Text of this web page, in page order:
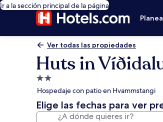
Ir a la sección principal de la página
Ver todas las propiedades
Huts in
Propiedad
de
2.0
estrellas
Hospedaje con patio en Hvammstangi
Elige las fechas para ver
¿A dónde quieres ir?